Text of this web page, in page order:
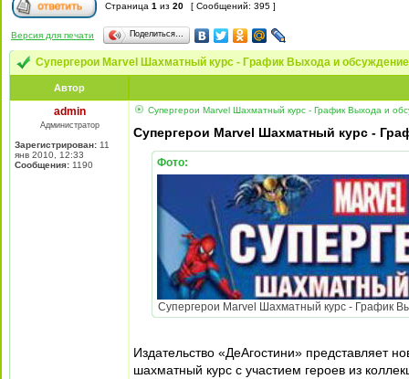
Страница 1 из 20 [ Сообщений: 395 ]
Версия для печати Поделиться…
Супергерои Marvel Шахматный курс - График Выхода и
Автор
admin
Администратор
Зарегистрирован: 11
янв 2010, 12:33
Сообщения: 1190
Супергерои Marvel Шахматный курс - График Выхода и
Супергерои Marvel Шахматный курс -
Фото:
Супергерои Marvel Шахматный курс - График
Издательство «ДеАгостини» представляет
шахматный курс с участием героев из